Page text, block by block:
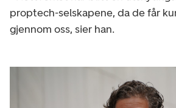
proptech-selskapene, da de får
gjennom oss, sier han.